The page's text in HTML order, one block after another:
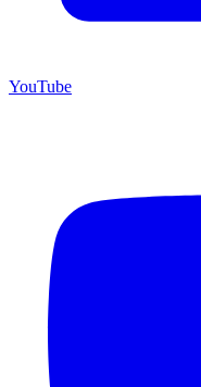
YouTube